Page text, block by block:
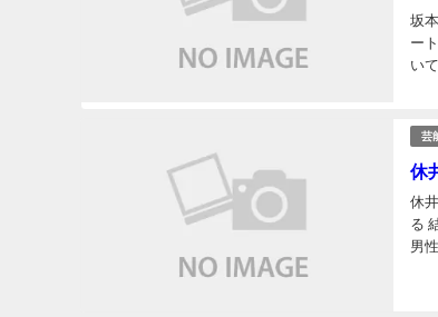
坂
ー
い
芸
休
休
る
男